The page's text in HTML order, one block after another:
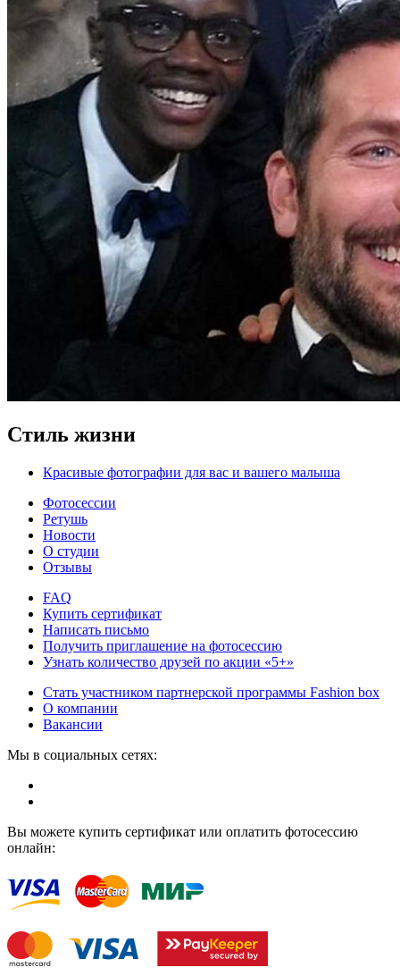
Стиль жизни
Красивые фотографии для вас и вашего малыша
Фотосессии
Ретушь
Новости
О студии
Отзывы
FAQ
Купить сертификат
Написать письмо
Получить приглашение на фотосессию
Узнать количество друзей по акции «5+»
Стать участником партнерской программы Fashion box
О компании
Вакансии
Мы в социальных сетях:
Вы можете купить сертификат или оплатить фотосессию
онлайн: